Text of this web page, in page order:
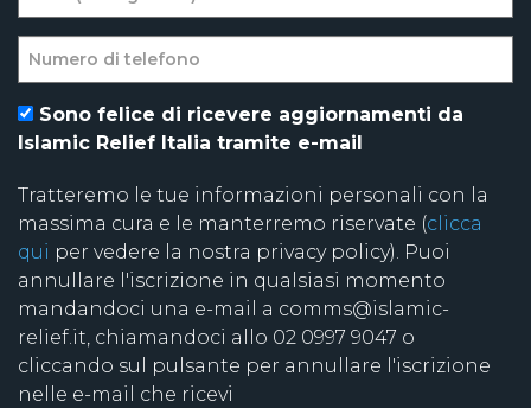
Sono felice di ricevere aggiornamenti da
Islamic Relief Italia tramite e-mail
Tratteremo le tue informazioni personali con la
massima cura e le manterremo riservate (clicca
qui per vedere la nostra privacy policy). Puoi
annullare l'iscrizione in qualsiasi momento
mandandoci una e-mail a comms@islamic-
relief.it, chiamandoci allo 02 0997 9047 o
cliccando sul pulsante per annullare l'iscrizione
nelle e-mail che ricevi